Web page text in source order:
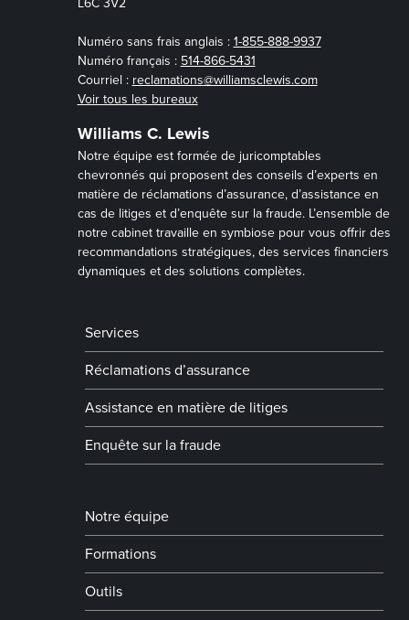
Numéro sans frais anglais : 1-855-888-9937
Numéro français : 514-866-5431
Courriel : reclamations@williamsclewis.com
Voir tous les bureaux
Williams C. Lewis
Notre équipe est formée de juricomptables
chevronnés qui proposent des conseils d’experts en
matière de réclamations d’assurance, d’assistance en
cas de litiges et d’enquête sur la fraude. L’ensemble de
notre cabinet travaille en symbiose pour vous offrir des
recommandations stratégiques, des services financiers
dynamiques et des solutions complètes.
Services
Réclamations d’assurance
Assistance en matière de litiges
Enquête sur la fraude
Notre équipe
Formations
Outils